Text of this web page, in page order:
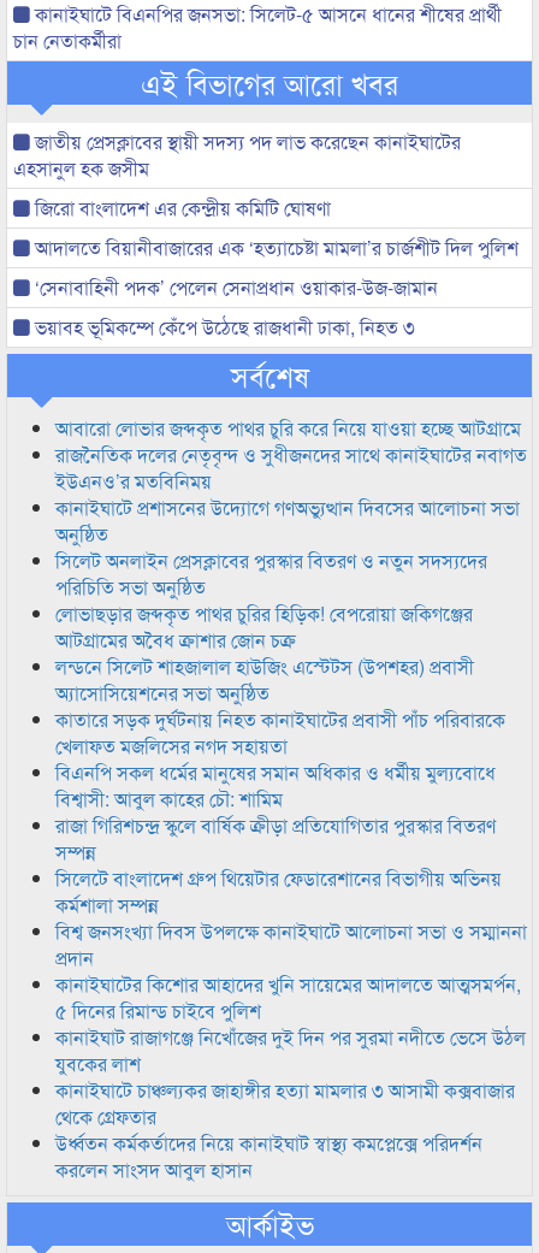
কানাইঘাটে বিএনপির জনসভা: সিলেট-৫ আসনে ধানের শীষের প্রার্থী
চান নেতাকর্মীরা
এই বিভাগের আরো খবর
জাতীয় প্রেসক্লাবের স্থায়ী সদস্য পদ লাভ করেছেন কানাইঘাটের
এহসানুল হক জসীম
জিরো বাংলাদেশ এর কেন্দ্রীয় কমিটি ঘোষণা
আদালতে বিয়ানীবাজারের এক ‘হত্যাচেষ্টা মামলা’র চার্জশীট দিল পুলিশ
‘সেনাবাহিনী পদক’ পেলেন সেনাপ্রধান ওয়াকার-উজ-জামান
ভয়াবহ ভূমিকম্পে কেঁপে উঠেছে রাজধানী ঢাকা, নিহত ৩
সর্বশেষ
আবারো লোভার জব্দকৃত পাথর চুরি করে নিয়ে যাওয়া হচ্ছে আটগ্রামে
রাজনৈতিক দলের নেতৃবৃন্দ ও সুধীজনদের সাথে কানাইঘাটের নবাগত
ইউএনও’র মতবিনিময়
কানাইঘাটে প্রশাসনের উদ্যোগে গণঅভ্যুত্থান দিবসের আলোচনা সভা
অনুষ্ঠিত
সিলেট অনলাইন প্রেসক্লাবের পুরস্কার বিতরণ ও নতুন সদস্যদের
পরিচিতি সভা অনুষ্ঠিত
লোভাছড়ার জব্দকৃত পাথর চুরির হিড়িক! বেপরোয়া জকিগঞ্জের
আটগ্রামের অবৈধ ক্রাশার জোন চক্র
লন্ডনে সিলেট শাহজালাল হাউজিং এস্টেটস (উপশহর) প্রবাসী
অ্যাসোসিয়েশনের সভা অনুষ্ঠিত
কাতারে সড়ক দুর্ঘটনায় নিহত কানাইঘাটের প্রবাসী পাঁচ পরিবারকে
খেলাফত মজলিসের নগদ সহায়তা
বিএনপি সকল ধর্মের মানুষের সমান অধিকার ও ধর্মীয় মুল্যবোধে
বিশ্বাসী: আবুল কাহের চৌ: শামিম
রাজা গিরিশচন্দ্র স্কুলে বার্ষিক ক্রীড়া প্রতিযোগিতার পুরস্কার বিতরণ
সম্পন্ন
সিলেটে বাংলাদেশ গ্রুপ থিয়েটার ফেডারেশানের বিভাগীয় অভিনয়
কর্মশালা সম্পন্ন
বিশ্ব জনসংখ্যা দিবস উপলক্ষে কানাইঘাটে আলোচনা সভা ও সম্মাননা
প্রদান
কানাইঘাটের কিশোর আহাদের খুনি সায়েমের আদালতে আত্মসমর্পন,
৫ দিনের রিমান্ড চাইবে পুলিশ
কানাইঘাট রাজাগঞ্জে নিখোঁজের দুই দিন পর সুরমা নদীতে ভেসে উঠল
যুবকের লাশ
কানাইঘাটে চাঞ্চল্যকর জাহাঙ্গীর হত্যা মামলার ৩ আসামী কক্সবাজার
থেকে গ্রেফতার
উর্ধ্বতন কর্মকর্তাদের নিয়ে কানাইঘাট স্বাস্থ্য কমপ্লেক্সে পরিদর্শন
করলেন সাংসদ আবুল হাসান
আর্কাইভ